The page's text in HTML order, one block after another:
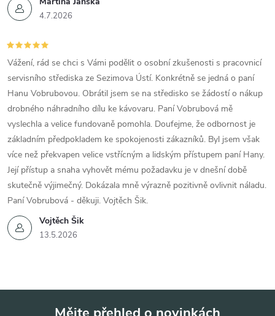
4.7.2026
Vojtěch Šik
13.5.2026
Vážení, rád se chci s Vámi podělit o osobní zkušenosti s pracovnicí
servisního střediska ze Sezimova Ústí. Konkrétně se jedná o paní
Hanu Vobrubovou. Obrátil jsem se na středisko se žádostí o nákup
drobného náhradního dílu ke kávovaru. Paní Vobrubová mě
vyslechla a velice fundovaně pomohla. Doufejme, že odbornost je
základním předpokladem ke spokojenosti zákazníků. Byl jsem však
více než překvapen velice vstřícným a lidským přístupem paní Hany.
Její přístup a snaha vyhovět mému požadavku je v dnešní době
skutečně výjimečný. Dokázala mně výrazně pozitivně ovlivnit náladu.
Paní Vobrubová - děkuji. Vojtěch Šik.